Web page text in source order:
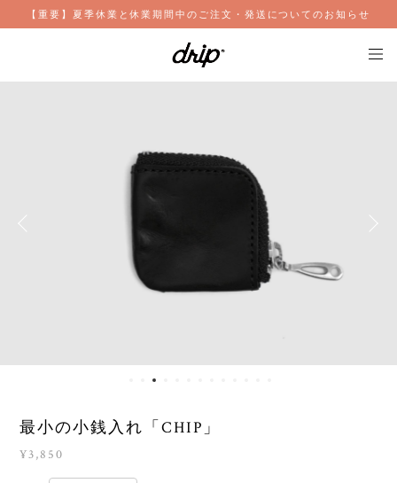
【重要】夏季休業と休業期間中のご注文・発送についてのお知らせ
最小の小銭入れ「CHIP」
¥3,850